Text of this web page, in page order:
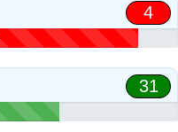
4
31